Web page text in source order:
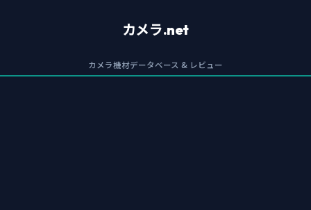
カメラ.net
カメラ機材データベース & レビュー